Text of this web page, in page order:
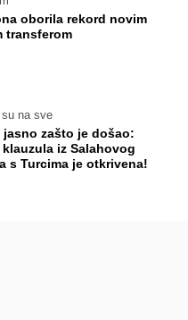
oborila rekord novim
transferom
na sve
jasno zašto je došao:
iz Salahovog
s Turcima je otkrivena!